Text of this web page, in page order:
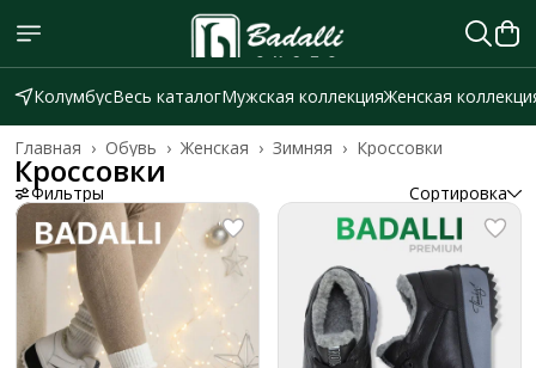
КолумбусВесь каталогМужская коллекцияЖенская
Кроссовки
Зимняя ›
Женская ›
Обувь ›
Главная ›
Кроссовки
Фильтры Сортировка